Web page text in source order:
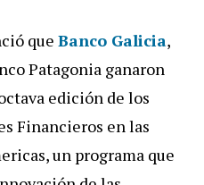
que Banco Galicia,
Patagonia ganaron
edición de los
Financieros en las
un programa que